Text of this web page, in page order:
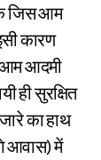
जिस आम
कारण
आदमी
ही सुरक्षित
का हाथ
आवास) में